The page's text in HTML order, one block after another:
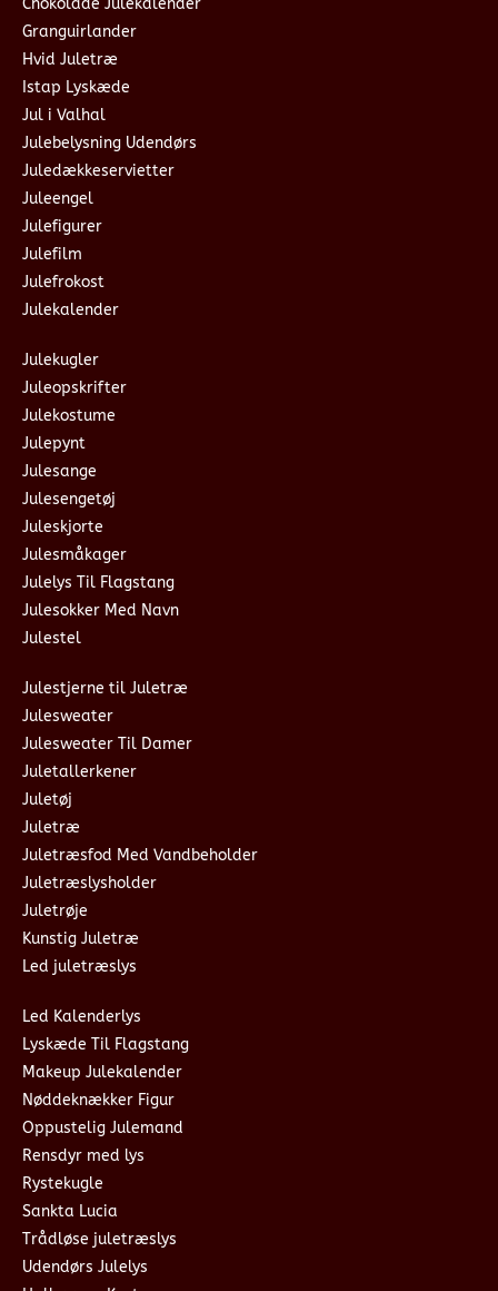
Granguirlander
Hvid Juletræ
Istap Lyskæde
Jul i Valhal
Julebelysning Udendørs
Juledækkeservietter
Juleengel
Julefigurer
Julefilm
Julefrokost
Julekalender
Julekugler
Juleopskrifter
Julekostume
Julepynt
Julesange
Julesengetøj
Juleskjorte
Julesmåkager
Julelys Til Flagstang
Julesokker Med Navn
Julestel
Julestjerne til Juletræ
Julesweater
Julesweater Til Damer
Juletallerkener
Juletøj
Juletræ
Juletræsfod Med Vandbeholder
Juletræslysholder
Juletrøje
Kunstig Juletræ
Led juletræslys
Led Kalenderlys
Lyskæde Til Flagstang
Makeup Julekalender
Nøddeknækker Figur
Oppustelig Julemand
Rensdyr med lys
Rystekugle
Sankta Lucia
Trådløse juletræslys
Udendørs Julelys